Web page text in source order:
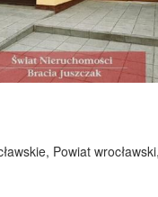
Powiat